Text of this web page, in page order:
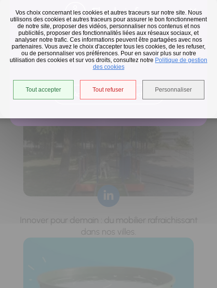
Vos choix concernant les cookies et autres traceurs sur notre site. Nous
utilisons des cookies et autres traceurs pour assurer le bon fonctionnement
de notre site, proposer des vidéos, personnaliser nos contenus et nos
publicités, proposer des fonctionnalités liées aux réseaux sociaux, et
analyser notre trafic. Ces informations peuvent être partagées avec nos
partenaires. Vous avez le choix d'accepter tous les cookies, de les refuser,
ou de personnaliser vos préférences. Pour en savoir plus sur notre
utilisation des cookies et sur vos droits, consultez notre Politique de gestion
des cookies
Tout accepter Tout refuser Personnaliser
Flash infos
Collecte des déchets
En raison des températures, le passage de nos camions
est avancé d'une heure jusqu'au 14 août.
Accéder à l'univers déchets
Horaires de collecte adaptés aux périodes de fortes
Innover pour demain : du mobilier rafraichissant
dans nos villes.